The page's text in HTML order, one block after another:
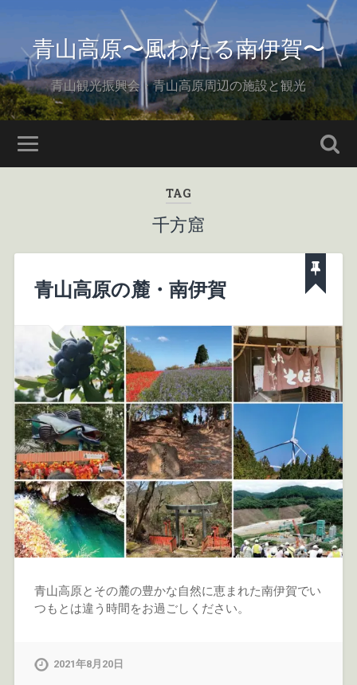
青山高原〜風わたる南伊賀〜
青山観光振興会・青山高原周辺の施設と観光
TAG
千方窟
青山高原の麓・南伊賀
青山高原とその麓の豊かな自然に恵まれた南伊賀でい
つもとは違う時間をお過ごしください。
2021年8月20日